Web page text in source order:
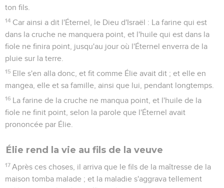
ton fils.
14 Car ainsi a dit l'Éternel, le Dieu d'Israël : La farine qui est
dans la cruche ne manquera point, et l'huile qui est dans la
fiole ne finira point, jusqu'au jour où l'Éternel enverra de la
pluie sur la terre.
15 Elle s'en alla donc, et fit comme Élie avait dit ; et elle en
mangea, elle et sa famille, ainsi que lui, pendant longtemps.
16 La farine de la cruche ne manqua point, et l'huile de la
fiole ne finit point, selon la parole que l'Éternel avait
prononcée par Élie.
Élie rend la vie au fils de la veuve
17 Après ces choses, il arriva que le fils de la maîtresse de la
maison tomba malade ; et la maladie s'aggrava tellement